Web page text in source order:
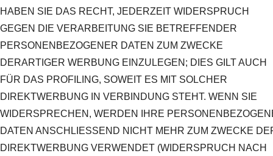
HABEN SIE DAS RECHT, JEDERZEIT WIDERSPRUCH
GEGEN DIE VERARBEITUNG SIE BETREFFENDER
PERSONENBEZOGENER DATEN ZUM ZWECKE
DERARTIGER WERBUNG EINZULEGEN; DIES GILT AUCH
FÜR DAS PROFILING, SOWEIT ES MIT SOLCHER
DIREKTWERBUNG IN VERBINDUNG STEHT. WENN SIE
WIDERSPRECHEN, WERDEN IHRE
DATEN ANSCHLIESSEND NICHT MEHR ZUM ZWECKE
DIREKTWERBUNG VERWENDET (WIDERSPRUCH NACH